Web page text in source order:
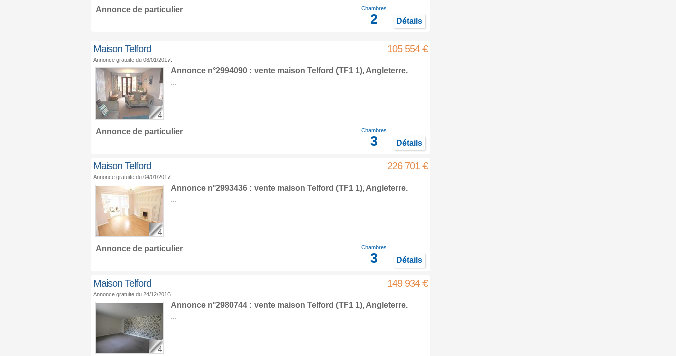
Annonce de particulier Chambres
2 Détails
Maison Telford 105 554 €
Annonce gratuite du 08/01/2017.
4
Annonce n°2994090 : vente maison Telford (TF1 1), Angleterre.
...
Annonce de particulier Chambres
3 Détails
Maison Telford 226 701 €
Annonce gratuite du 04/01/2017.
4
Annonce n°2993436 : vente maison Telford (TF1 1), Angleterre.
...
Annonce de particulier Chambres
3 Détails
Maison Telford 149 934 €
Annonce gratuite du 24/12/2016.
4
Annonce n°2980744 : vente maison Telford (TF1 1), Angleterre.
...